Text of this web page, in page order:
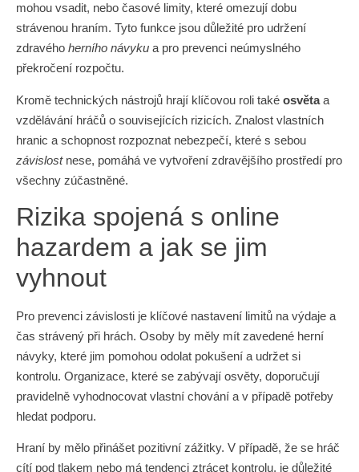
mohou vsadit, nebo časové limity, které omezují dobu
strávenou hraním. Tyto funkce jsou důležité pro udržení
zdravého herního návyku a pro prevenci neúmyslného
překročení rozpočtu.
Kromě technických nástrojů hrají klíčovou roli také osvětaa
vzdělávání hráčů o souvisejících rizicích. Znalost vlastních
hranic a schopnost rozpoznat nebezpečí, které s sebou
závislostnese, pomáhá ve vytvoření zdravějšího prostředí pro
všechny zúčastněné.
Rizika spojená s online
hazardem a jak se jim
vyhnout
Pro prevenci závislosti je klíčové nastavení limitů na výdaje a
čas strávený při hrách. Osoby by měly mít zavedené herní
návyky, které jim pomohou odolat pokušení a udržet si
kontrolu. Organizace, které se zabývají osvěty, doporučují
pravidelně vyhodnocovat vlastní chování a v případě potřeby
hledat podporu.
Hraní by mělo přinášet pozitivní zážitky. V případě, že se hráč
cítí pod tlakem nebo má tendenci ztrácet kontrolu, je důležité